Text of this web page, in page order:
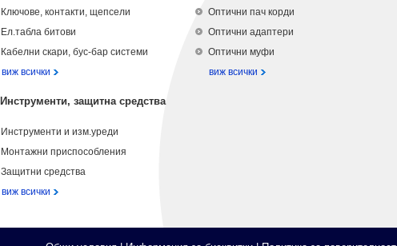
Ключове, контакти, щепсели
Ел.табла битови
Кабелни скари, бус-бар системи
виж всички
Оптични пач корди
Оптични адаптери
Оптични муфи
виж всички
Инструменти, защитна средства
Инструменти и изм.уреди
Монтажни приспособления
Защитни средства
виж всички